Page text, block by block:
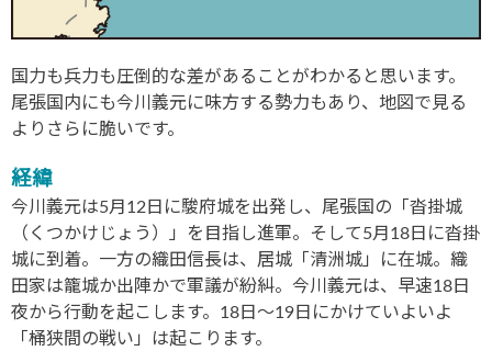
国力も兵力も圧倒的な差があることがわかると思います。
尾張国内にも今川義元に味方する勢力もあり、地図で見る
よりさらに脆いです。
経緯
今川義元は5月12日に駿府城を出発し、尾張国の「沓掛城
（くつかけじょう）」を目指し進軍。そして5月18日に沓掛
城に到着。一方の織田信長は、居城「清洲城」に在城。織
田家は籠城か出陣かで軍議が紛糾。今川義元は、早速18日
夜から行動を起こします。18日〜19日にかけていよいよ
「桶狭間の戦い」は起こります。